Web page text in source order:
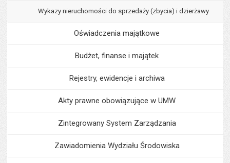
Wykazy nieruchomości do sprzedaży (zbycia) i dzierżawy
Oświadczenia majątkowe
Budżet, finanse i majątek
Rejestry, ewidencje i archiwa
Akty prawne obowiązujące w UMW
Zintegrowany System Zarządzania
Zawiadomienia Wydziału Środowiska